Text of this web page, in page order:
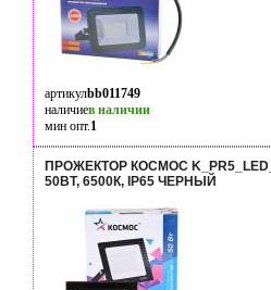
артикулbb011749
наличиев наличии
мин опт.1
ПРОЖЕКТОР КОСМОС
50ВТ, 6500К, IP65 ЧЕРНЫЙ